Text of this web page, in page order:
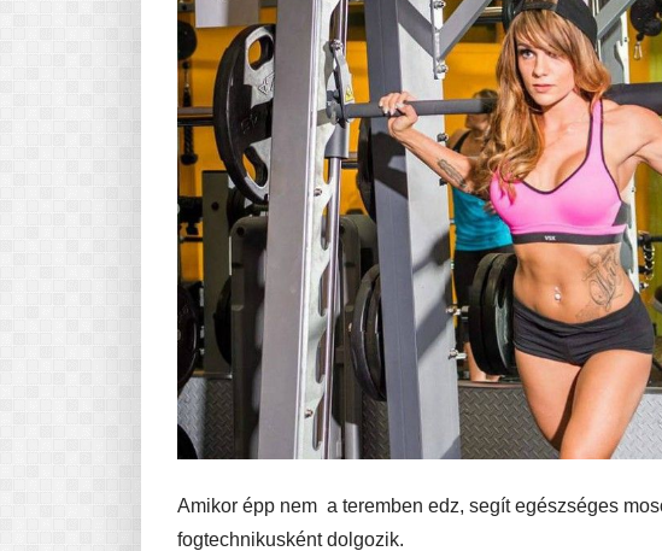
Amikor épp nem a teremben edz, segít egészséges
fogtechnikusként dolgozik.